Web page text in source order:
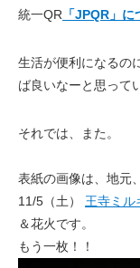
統一QR 「JPQR」に
生活が便利になるの
ば良いなーと思って
それでは、また。
表紙の画像は、地元、
11/5（土） 王寺ミル
＆花火です。
もう一枚！！